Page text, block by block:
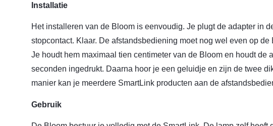
Installatie
Het installeren van de Bloom is eenvoudig. Je plugt de adapter in
stopcontact. Klaar. De afstandsbediening moet nog wel even op
Je houdt hem maximaal tien centimeter van de Bloom en houdt de
seconden ingedrukt. Daarna hoor je een geluidje en zijn de twee
manier kan je meerdere SmartLink producten aan de
Gebruik